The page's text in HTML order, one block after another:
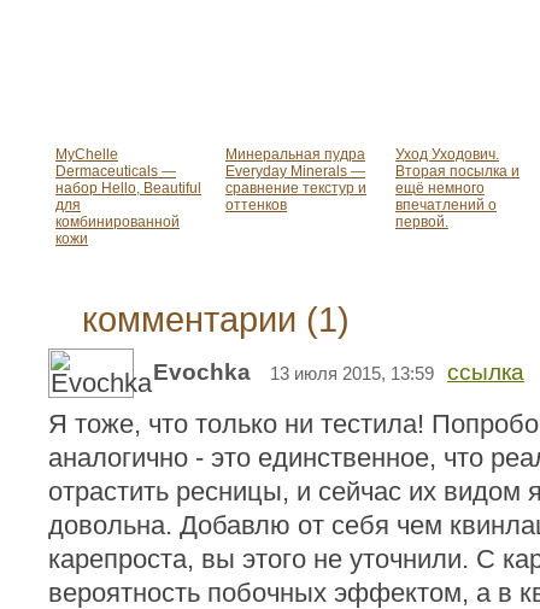
MyChelle
Dermaceuticals —
набор Hello, Beautiful
для
комбинированной
кожи
Минеральная пудра
Everyday Minerals —
сравнение текстур и
оттенков
Уход Уходович.
Вторая посылка и
ещё немного
впечатлений о
первой.
комментарии (1)
Evochka 13 июля 2015, 13:59 ссылка
Я тоже, что только ни тестила!
аналогично - это единственное, что
отрастить ресницы, и сейчас их видом
довольна. Добавлю от себя чем
карепроста, вы этого не уточнили. С
вероятность побочных эффектом, а в